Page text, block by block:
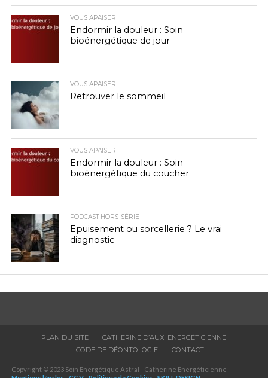
VOUS APAISER
Endormir la douleur : Soin
bioénergétique de jour
VOUS APAISER
Retrouver le sommeil
VOUS APAISER
Endormir la douleur : Soin
bioénergétique du coucher
PODCAST HORS-SÉRIE
Epuisement ou sorcellerie ? Le vrai
diagnostic
PLAN DU SITE
CATHERINE D’AUXI ENERGÉTICIENNE
CODE DE DÉONTOLOGIE
CONTACT
Copyright © 2023 Soin Energétique Astral - Catherine Energéticienne -